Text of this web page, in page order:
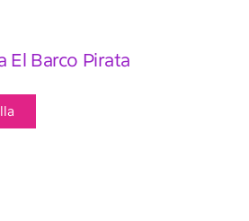
El Barco Pirata